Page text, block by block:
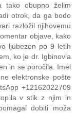
tako obupno želim
otrok, da ga bodo
razložil njihovemu
objave, kako
ljubezen po 9 letih
ko je dr. Igbinovia
in se poročila. Imel
elektronske pošte
+12162022709
v stik z njim in
dobiti moža